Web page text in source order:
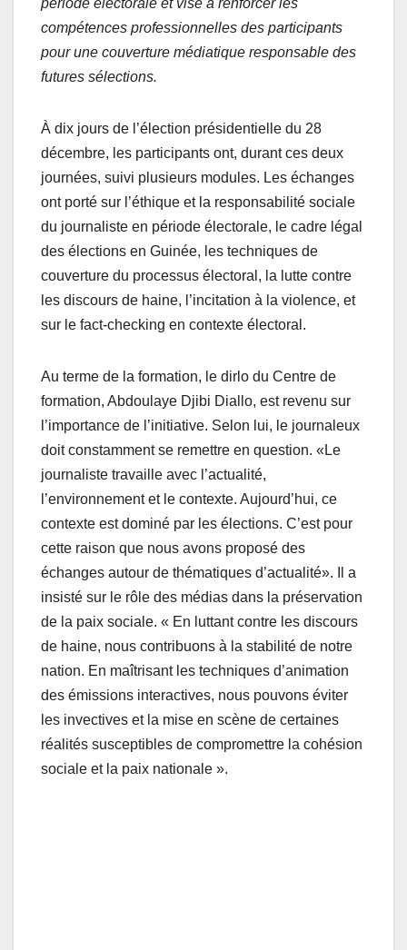
compétences professionnelles des participants
pour une couverture médiatique responsable des
futures sélections.
À dix jours de l’élection présidentielle du 28
décembre, les participants ont, durant ces deux
journées, suivi plusieurs modules. Les échanges
ont porté sur l’éthique et la responsabilité sociale
du journaliste en période électorale, le cadre légal
des élections en Guinée, les techniques de
couverture du processus électoral, la lutte contre
les discours de haine, l’incitation à la violence, et
sur le fact-checking en contexte électoral.
Au terme de la formation, le dirlo du Centre de
formation, Abdoulaye Djibi Diallo, est revenu sur
l’importance de l’initiative. Selon lui, le journaleux
doit constamment se remettre en question. «Le
journaliste travaille avec l’actualité,
l’environnement et le contexte. Aujourd’hui, ce
contexte est dominé par les élections. C’est pour
cette raison que nous avons proposé des
échanges autour de thématiques d’actualité». Il a
insisté sur le rôle des médias dans la préservation
de la paix sociale. « En luttant contre les discours
de haine, nous contribuons à la stabilité de notre
nation. En maîtrisant les techniques d’animation
des émissions interactives, nous pouvons éviter
les invectives et la mise en scène de certaines
réalités susceptibles de compromettre la cohésion
sociale et la paix nationale ».